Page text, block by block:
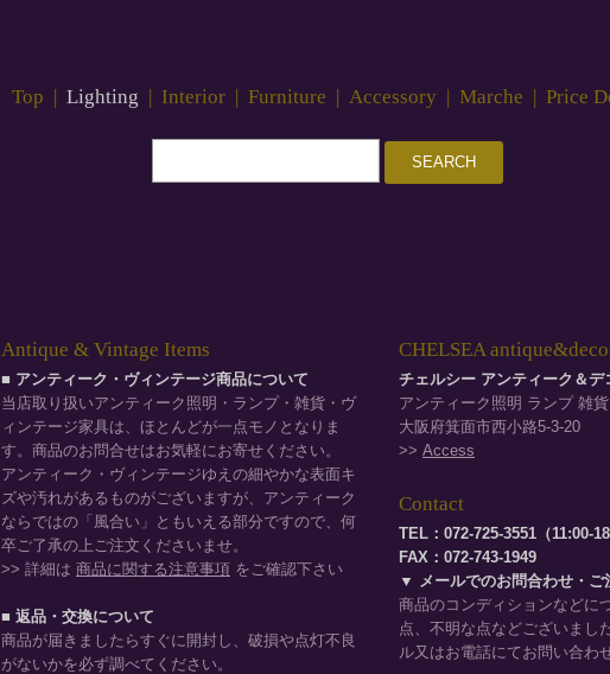
Top Lighting Interior Furniture Accessory Marche Price
Antique & Vintage Items
■ アンティーク・ヴィンテージ商品について
当店取り扱いアンティーク照明・ランプ・雑貨・ヴ
ィンテージ家具は、ほとんどが一点モノとなりま
す。商品のお問合せはお気軽にお寄せください。
アンティーク・ヴィンテージゆえの細やかな表面キ
ズや汚れがあるものがございますが、アンティーク
ならではの「風合い」ともいえる部分ですので、何
卒ご了承の上ご注文くださいませ。
>> 詳細は 商品に関する注意事項 をご確認下さい
■ 返品・交換について
商品が届きましたらすぐに開封し、破損や点灯不良
がないかを必ず調べてください。
CHELSEA
チェルシー アンティーク＆デ
アンティーク照明 ランプ 雑
大阪府箕面市西小路5-3-20
>> Access
Contact
TEL：072-725-3551（11:00-
FAX：072-743-1949
▼ メールでのお問合わせ・ご
商品のコンディションなどに
点、不明な点などございまし
ル又はお電話にてお問い合わ